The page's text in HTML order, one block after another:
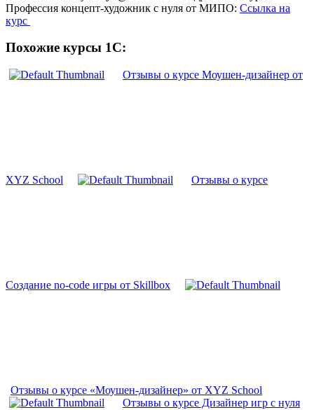
Профессия концепт-художник с нуля от МИПО: Ссылка на
курс
Похожие курсы 1С:
Отзывы о курсе Моушен-дизайнер от
XYZ School Отзывы о курсе
Создание no-code игры от Skillbox
Отзывы о курсе «Моушен-дизайнер» от XYZ School
Отзывы о курсе Дизайнер игр с нуля